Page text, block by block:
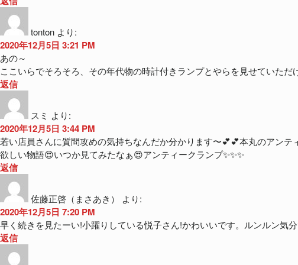
tonton より:
2020年12月5日 3:21 PM
あの～
ここいらでそろそろ、その年代物の時計付きランプとやらを見せていた
返信
スミ より:
2020年12月5日 3:44 PM
若い店員さんに質問攻めの気持ちなんだか分かります〜💕💕本丸のアン
欲しい物語😍いつか見てみたなぁ😍アンティークランプ✨✨✨
返信
佐藤正啓（まさあき） より:
2020年12月5日 7:20 PM
早く続きを見たーい!小躍りしている悦子さん!かわいいです。ルンルン気
返信